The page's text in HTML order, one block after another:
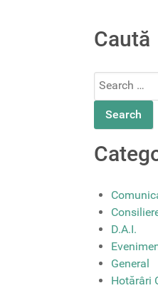
Caută
Search
D.A.I.
General
Hotărâri